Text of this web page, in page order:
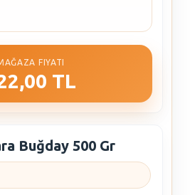
FIYATI
TL
Buğday 500 Gr